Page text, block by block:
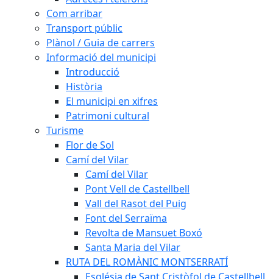
Com arribar
Transport públic
Plànol / Guia de carrers
Informació del municipi
Introducció
Història
El municipi en xifres
Patrimoni cultural
Turisme
Flor de Sol
Camí del Vilar
Camí del Vilar
Pont Vell de Castellbell
Vall del Rasot del Puig
Font del Serraïma
Revolta de Mansuet Boxó
Santa Maria del Vilar
RUTA DEL ROMÀNIC MONTSERRATÍ